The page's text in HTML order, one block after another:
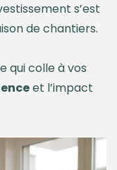
s’est
de chantiers.
qui colle à vos
et l’impact